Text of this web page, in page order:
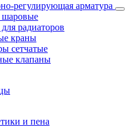
регулирующая арматура
радиаторов
краны
сетчатые
клапаны
и пена